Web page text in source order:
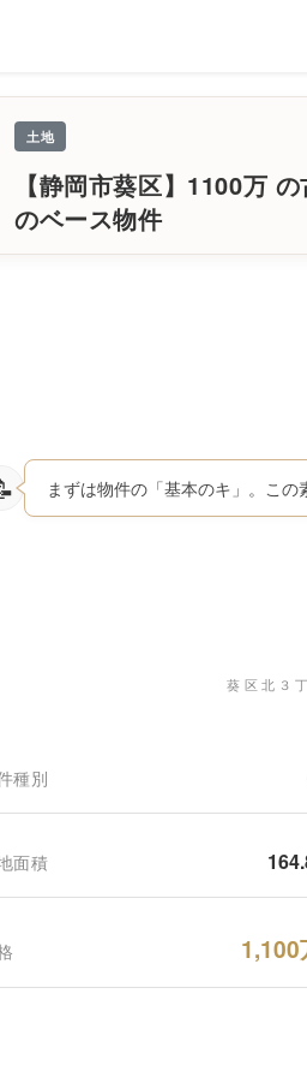
土地
【静岡市葵区】1100万
のベース物件
まずは物件の「基本のキ」。この
葵区北３
種別
面積
1,100